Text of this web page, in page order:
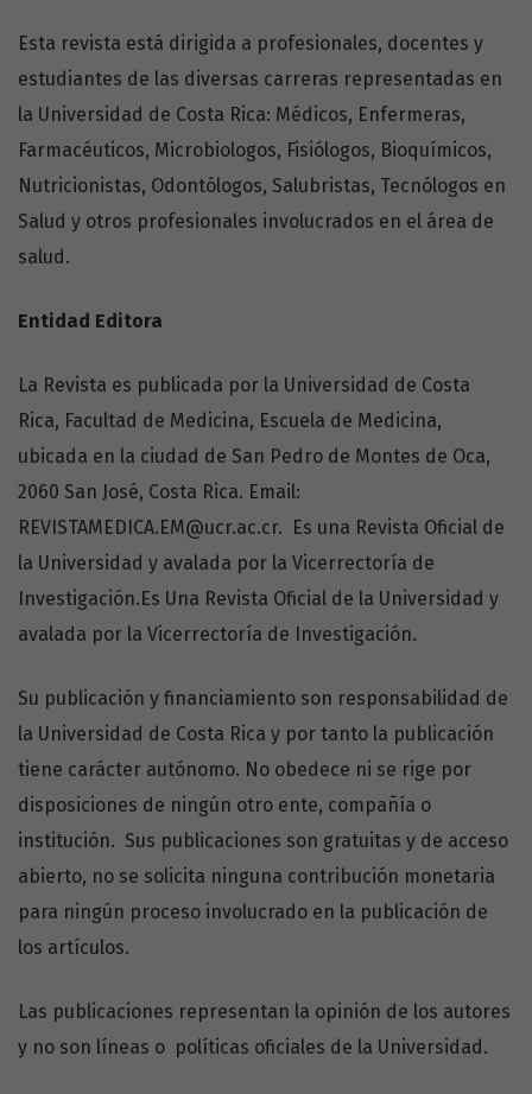
Esta revista está dirigida a profesionales, docentes y
estudiantes de las diversas carreras representadas en
la Universidad de Costa Rica: Médicos, Enfermeras,
Farmacéuticos, Microbiologos, Fisiólogos, Bioquímicos,
Nutricionistas, Odontólogos, Salubristas, Tecnólogos en
Salud y otros profesionales involucrados en el área de
salud.
Entidad Editora
La Revista es publicada por la Universidad de Costa
Rica, Facultad de Medicina, Escuela de Medicina,
ubicada en la ciudad de San Pedro de Montes de Oca,
2060 San José, Costa Rica. Email:
REVISTAMEDICA.EM@ucr.ac.cr.
Es una Revista Oficial de
la Universidad y avalada por la Vicerrectoría de
Investigación.Es Una Revista Oficial de la Universidad y
avalada por la Vicerrectoría de Investigación.
Su publicación y financiamiento son responsabilidad de
la Universidad de Costa Rica y por tanto la publicación
tiene carácter autónomo. No obedece ni se rige por
disposiciones de ningún otro ente, compañía o
institución. Sus publicaciones son gratuitas y de acceso
abierto, no se solicita ninguna contribución monetaria
para ningún proceso involucrado en la publicación de
los artículos.
Las publicaciones representan la opinión de los autores
y no son líneas o políticas oficiales de la Universidad.